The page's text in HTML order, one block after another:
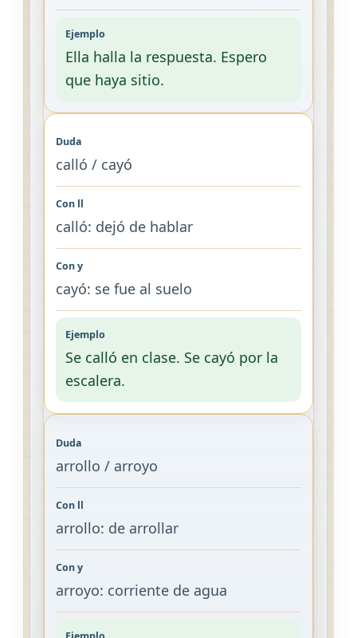
Ella halla la respuesta. Espero
que haya sitio.
calló / cayó
calló: dejó de hablar
cayó: se fue al suelo
Se calló en clase. Se cayó por la
escalera.
arrollo / arroyo
arrollo: de arrollar
arroyo: corriente de agua